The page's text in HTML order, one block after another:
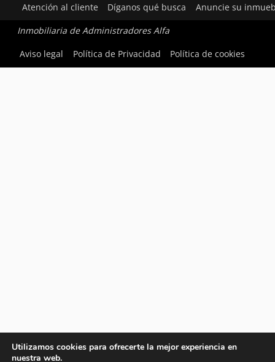
Atención al cliente Díganos qué busca Anuncie su
Inmobiliaria de Administradores Alfa
Aviso legal
Política de Privacidad Política de cookies
Utilizamos cookies para ofrecerte la mejor experiencia en
nuestra web.